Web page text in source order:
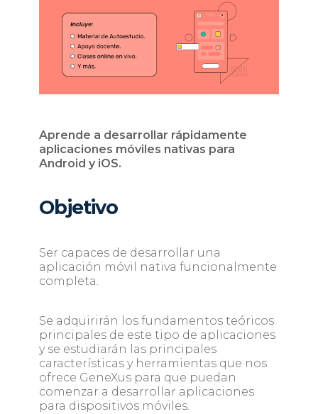
Aprende a desarrollar rápidamente
aplicaciones móviles nativas para
Android y iOS.
Objetivo
Ser capaces de desarrollar una
aplicación móvil nativa funcionalmente
completa.
Se adquirirán los fundamentos teóricos
principales de este tipo de aplicaciones
y se estudiarán las principales
características y herramientas que nos
ofrece GeneXus para que puedan
comenzar a desarrollar aplicaciones
para dispositivos móviles.